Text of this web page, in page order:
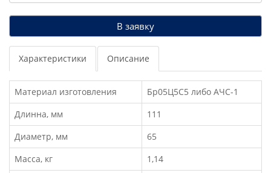
В заявку
Характеристики Описание
Материал изготовления
Бр05Ц5С5 либо АЧС-1
Длинна, мм
111
Диаметр, мм
65
Масса, кг
1,14